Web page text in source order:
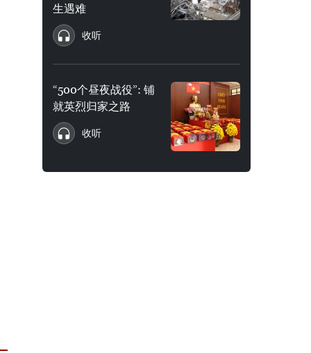
生遇难
收听
“500个昼夜战役”: 铺
就英烈归家之路
收听